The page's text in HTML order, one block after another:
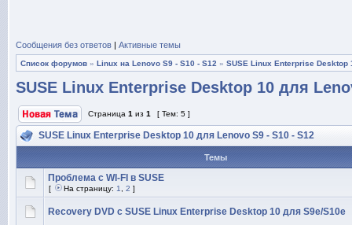
Сообщения без ответов | Активные темы
Список форумов » Linux на Lenovo S9 - S10 - S12 » SUSE Linux Enterprise Desktop
SUSE Linux Enterprise Desktop 10 для
Страница 1 из 1 [ Тем: 5 ]
SUSE Linux Enterprise Desktop 10 для Lenovo S9 - S10 - S12
Темы
Проблема с WI-FI в SUSE
[ На страницу: 1 2 ]
Recovery DVD с SUSE Linux Enterprise Desktop 10 для S9e/S10e